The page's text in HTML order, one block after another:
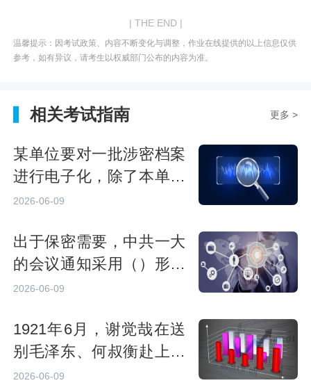
| THE END |
温馨提示：因考试政策、内容不断变化与调整，作业在线提供的以上信息仅供
参考，如有异议，请考生以权威部门公布的内容为准。
相关考试指南 更多 >
某单位要对一批涉密档案
进行电子化，除了本单位
自行组织开展外，如果需
当选择具有相应等级的国
家秘密载体印制资质单
位，且业务种类为（）。
2026-06-09
出于保密需要，中共一大
的会议通知采用（）形式
发出，其中包含大量隐
2026-06-09
1921年6月，谢觉哉在送
别毛泽东、何叔衡赴上海
参加中共一大后，于日记
2026-06-09